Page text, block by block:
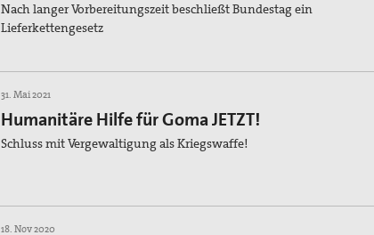
Nach langer Vorbereitungszeit beschließt Bundestag ein
Lieferkettengesetz
31. Mai 2021
Humanitäre Hilfe für Goma JETZT!
Schluss mit Vergewaltigung als Kriegswaffe!
18. Nov 2020